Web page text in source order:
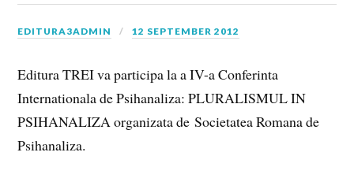
EDITURA3ADMIN 12 SEPTEMBER 2012
Editura TREI va participa la a IV-a Conferinta
Internationala de Psihanaliza: PLURALISMUL IN
PSIHANALIZA organizata de Societatea Romana de
Psihanaliza.